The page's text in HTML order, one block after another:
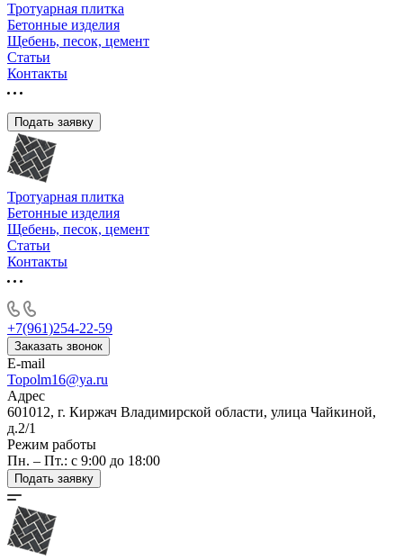
Тротуарная плитка
Бетонные изделия
Щебень, песок, цемент
Статьи
Контакты
Подать заявку
Тротуарная плитка
Бетонные изделия
Щебень, песок, цемент
Статьи
Контакты
+7(961)254-22-59
Заказать звонок
E-mail
Topolm16@ya.ru
Адрес
601012, г. Киржач Владимирской области, улица Чайкиной,
д.2/1
Режим работы
Пн. – Пт.: с 9:00 до 18:00
Подать заявку